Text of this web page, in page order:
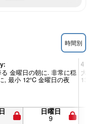
時間別
金曜日の朝に. 非常に穏
, 最小 12°C 金曜日の夜
4 -
大
日曜日
9